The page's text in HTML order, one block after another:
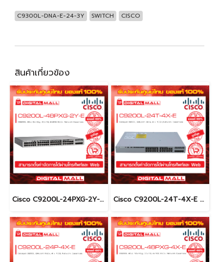
C9300L-DNA-E-24-3Y SWITCH CISCO
สินค้าเกี่ยวข้อง
Cisco C9200L-24PXG-2Y-E อุปกรณ์ขยายสัญญาณ (Gigabit Switch Hub) Cisco C9200L-24T-4X-E อุปกรณ์ขยายสัญญาณ (Gigabit Switch Hub)